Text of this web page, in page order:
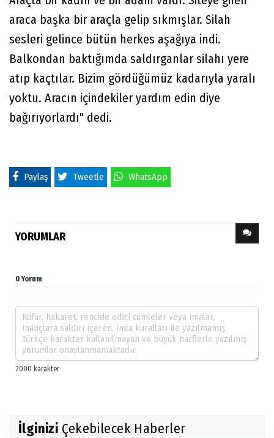
araca başka bir araçla gelip sıkmışlar. Silah
sesleri gelince bütün herkes aşağıya indi.
Balkondan baktığımda saldırganlar silahı yere
atıp kaçtılar. Bizim gördüğümüz kadarıyla yaralı
yoktu. Aracın içindekiler yardım edin diye
bağırıyorlardı" dedi.
Paylaş Tweetle WhatsApp
YORUMLAR
0 Yorum
İlginizi Çekebilecek Haberler